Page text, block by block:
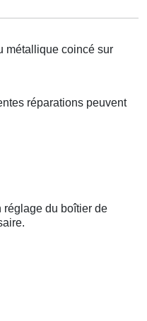
métallique coincé sur
réparations peuvent
réglage du boîtier de